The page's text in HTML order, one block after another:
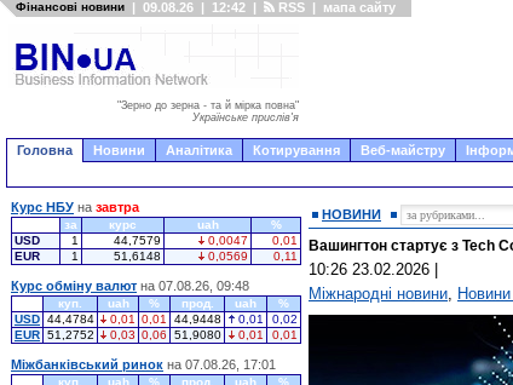
Фінансові новини | 09.08.26 | 12:42 | RSS | мапа сайту
"Зерно до зерна - та й мірка повна"
Українське прислів'я
Головна Новини Аналітика Котирування Веб-майстру
НОВИНИ
Вашингтон стартує з Tech
10:26 23.02.2026
Міжнародні новини,
Курс НБУ на завтра
за курс uah
%
USD
1 44,7579 0,0047
0,01
EUR
1 51,6148 0,0569 0,11
Курс обміну валют на 07.08.26, 09:48
куп. uah % прод. uah
%
USD 44,4784 0,01 0,01 44,9448 0,01
0,02
EUR 51,2752 0,03 0,06 51,9080 0,01 0,01
Міжбанківський ринок на 07.08.26, 17:01
куп. uah % прод. uah
%